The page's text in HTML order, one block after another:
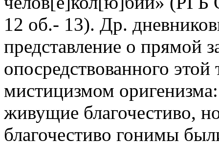
12 об.- 13). Др.
представление о прямой
опосредствованного
мистицизмом
живущие благочестиво,
благочестиво гонимы